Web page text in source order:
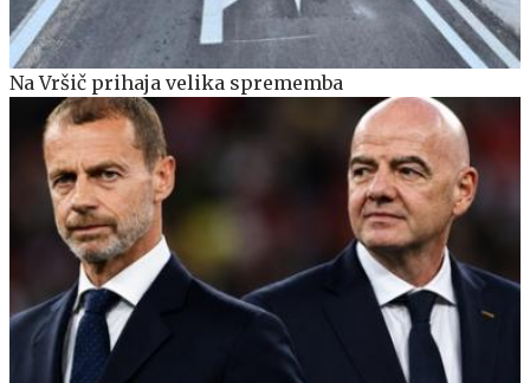
Na Vršič prihaja velika sprememba